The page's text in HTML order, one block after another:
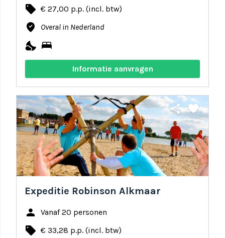
local_offer € 27,00 p.p. (incl. btw)
where_to_vote Overal in Nederland
nights_stay bed
Informatie aanvragen
share favorite
Expeditie Robinson Alkmaar
person Vanaf 20 personen
local_offer € 33,28 p.p. (incl. btw)